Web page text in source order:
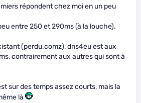
répondent chez moi en un peu
entre 250 et 290ms (à la louche).
(perdu.comz), dns4eu est aux
contrairement aux autres qui sont à
sur des temps assez courts, mais la
là